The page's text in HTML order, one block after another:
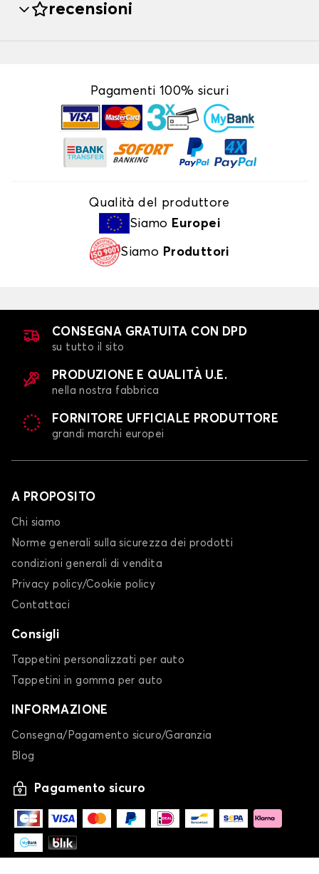
recensioni
Pagamenti 100% sicuri
Qualità del produttore
Siamo Europei
Siamo Produttori
CONSEGNA GRATUITA CON DPD
su tutto il sito
PRODUZIONE E QUALITÀ U.E.
nella nostra fabbrica
FORNITORE UFFICIALE PRODUTTORE
grandi marchi europei
A PROPOSITO
Chi siamo
Norme generali sulla sicurezza dei prodotti
condizioni generali di vendita
Privacy policy/Cookie policy
Contattaci
Consigli
Tappetini personalizzati per auto
Tappetini in gomma per auto
INFORMAZIONE
Consegna/Pagamento sicuro/Garanzia
Blog
Pagamento sicuro